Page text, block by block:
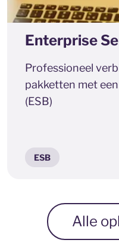
Enterprise
Professioneel
pakketten met
(ESB)
ESB
Alle